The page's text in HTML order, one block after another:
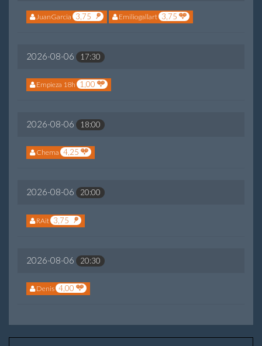
JuanGarcia 3,75 Emiliogallart 3,75
2026-08-06 17:30
Empieza 18h 1,00
2026-08-06 18:00
Chema 4,25
2026-08-06 20:00
RAit 3,75
2026-08-06 20:30
Denis 4,00